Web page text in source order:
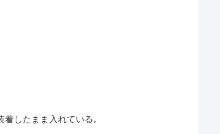
したまま入れている。